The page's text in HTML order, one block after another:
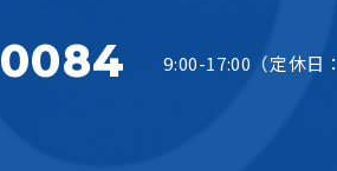
9:00-17:00（定休日